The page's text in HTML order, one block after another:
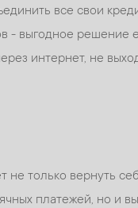
все свои
- выгодное решение
интернет, не
не только вернуть
платежей, но и